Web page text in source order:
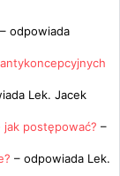
– odpowiada
Lek. Jacek
postępować? –
– odpowiada Lek.